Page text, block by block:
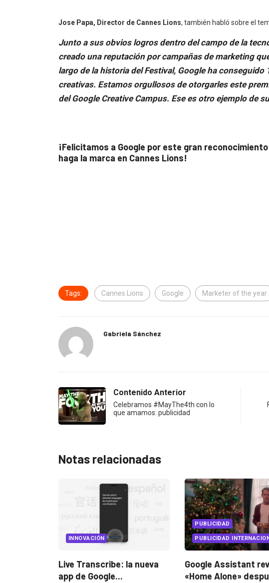
Jose Papa, Director de Cannes Lions, también habló sobre el
Junto a sus obvios logros dentro del campo de la
creado una reputación por campañas de marketing
largo de la historia del Festival, Google ha
creativas. Estamos orgullosos de otorgarles este
del Google Creative Campus. Ese es otro ejemplo de
¡Felicitamos a Google por este gran
haga la marca en Cannes Lions!
Tags: Cannes Lions Google Marketer of the year
Gabriela Sánchez
Contenido Anterior
Celebramos #MayThe4th con lo
que amamos: publicidad
Notas relacionadas
PUBLICIDAD INTERNACIONAL
Google Assistant revive
«Home Alone» después
PUBLICIDAD
Fearless Girl tiene un
hogar: la...